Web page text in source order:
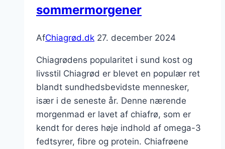
sommermorgener
AfChiagrød.dk 27. december 2024
Chiagrødens popularitet i sund kost og
livsstil Chiagrød er blevet en populær ret
blandt sundhedsbevidste mennesker,
især i de seneste år. Denne nærende
morgenmad er lavet af chiafrø, som er
kendt for deres høje indhold af omega-3
fedtsyrer, fibre og protein. Chiafrøene